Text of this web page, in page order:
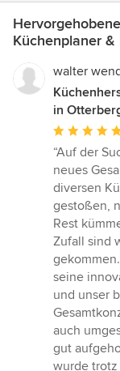
Küchenplaner
walter
in
Bewertung:
5
von
5
Sternen
“Auf der
neues
diversen
gestoßen,
Rest
Zufall sind
seine
und unser
auch
gut
wurde